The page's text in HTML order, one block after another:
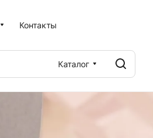
Контакты
Каталог